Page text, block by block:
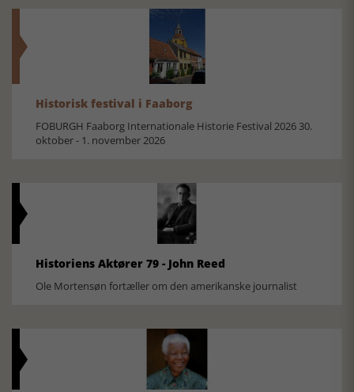
Historisk festival i Faaborg
FOBURGH Faaborg Internationale Historie Festival 2026 30.
oktober - 1. november 2026
Historiens Aktører 79 - John Reed
Ole Mortensøn fortæller om den amerikanske journalist